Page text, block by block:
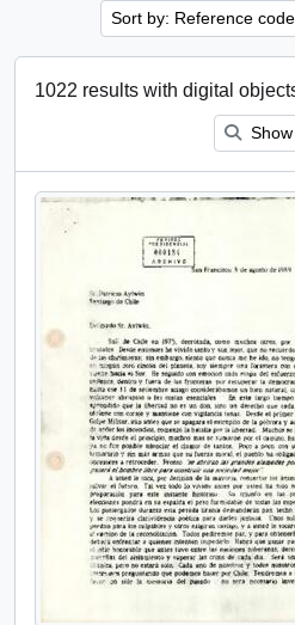
Sort by: Reference code
1022 results with digital